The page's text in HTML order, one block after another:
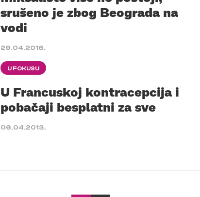
srušeno je zbog Beograda na
vodi
29.04.2016.
U FOKUSU
U Francuskoj kontracepcija i
pobačaji besplatni za sve
06.04.2013.